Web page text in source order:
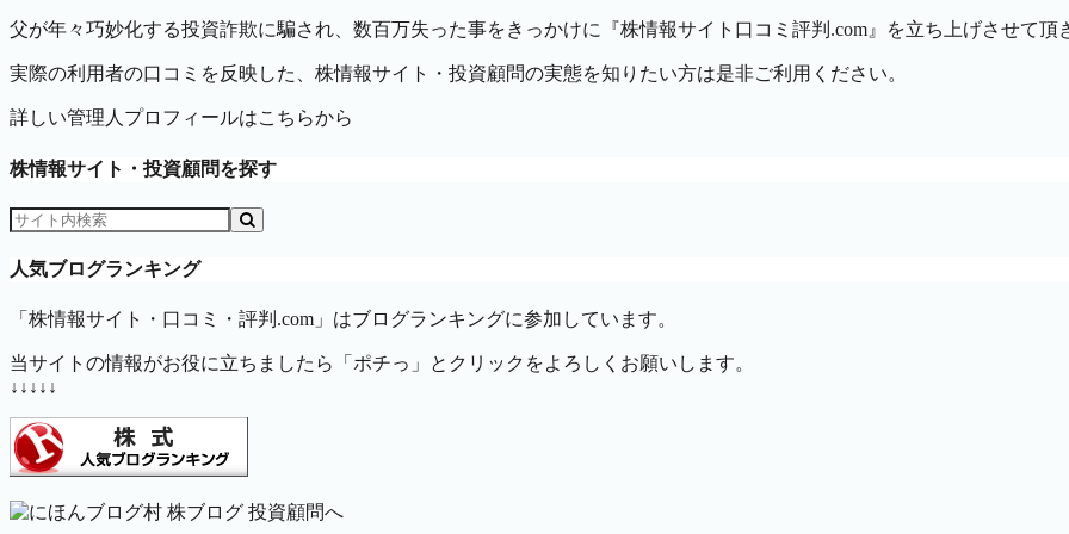
父が年々巧妙化する投資詐欺に騙され、数百万失った事をきっかけに『株情報サイト口コミ評判.com』を立ち上げさせて頂
実際の利用者の口コミを反映した、株情報サイト・投資顧問の実態を知りたい方は是非ご利用ください。
詳しい管理人プロフィールはこちらから
株情報サイト・投資顧問を探す
人気ブログランキング
「株情報サイト・口コミ・評判.com」はブログランキングに参加しています。
当サイトの情報がお役に立ちましたら「ポチっ」とクリックをよろしくお願いします。
↓↓↓↓↓